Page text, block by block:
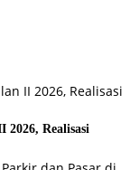
Realisasi